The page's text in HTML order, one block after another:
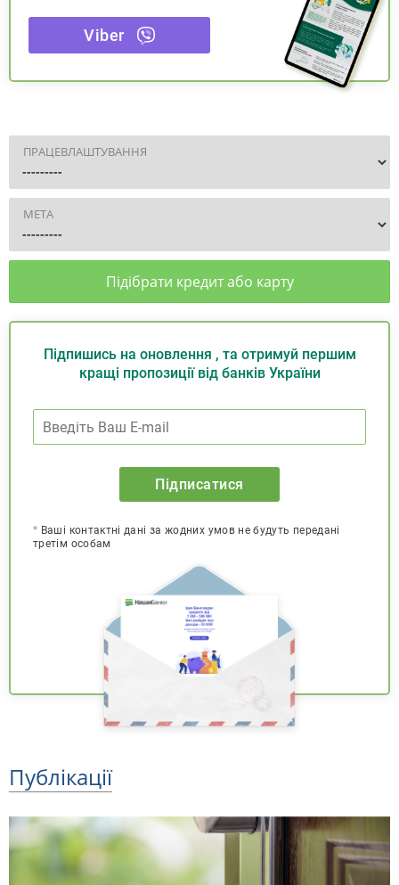
Viber
ПРАЦЕВЛАШТУВАННЯ
МЕТА
Підібрати кредит або карту
Підпишись на оновлення , та отримуй першим
кращі пропозиції від банків України
Підписатися
* Ваші контактні дані за жодних умов не будуть передані
третім особам
Публікації